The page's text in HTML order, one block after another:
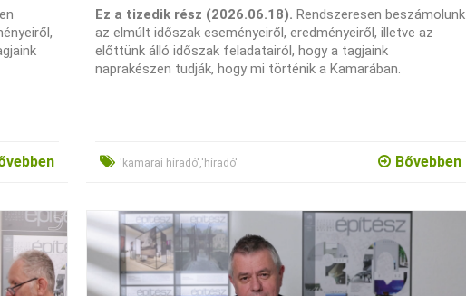
Ez a tizedik rész (2026.06.18). Rendszeresen beszámolunk
az elmúlt időszak eseményeiről, eredményeiről, illetve az
előttünk álló időszak feladatairól, hogy a tagjaink
naprakészen tudják, hogy mi történik a Kamarában.
'kamarai híradó','híradó' Bővebben